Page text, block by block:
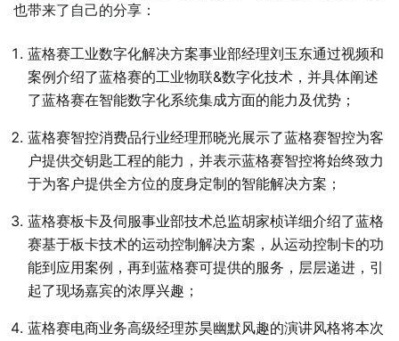
也带来了自己的分享：
蓝格赛工业数字化解决方案事业部经理刘玉东通过视频和
案例介绍了蓝格赛的工业物联&数字化技术，并具体阐述
了蓝格赛在智能数字化系统集成方面的能力及优势；
蓝格赛智控消费品行业经理邢晓光展示了蓝格赛智控为客
户提供交钥匙工程的能力，并表示蓝格赛智控将始终致力
于为客户提供全方位的度身定制的智能解决方案；
蓝格赛板卡及伺服事业部技术总监胡家桢详细介绍了蓝格
赛基于板卡技术的运动控制解决方案，从运动控制卡的功
能到应用案例，再到蓝格赛可提供的服务，层层递进，引
起了现场嘉宾的浓厚兴趣；
蓝格赛电商业务高级经理苏昊幽默风趣的演讲风格将本次